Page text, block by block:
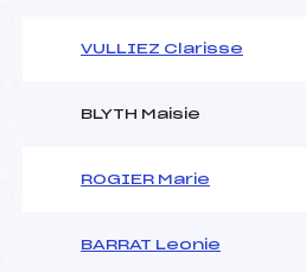
VULLIEZ Clarisse
BLYTH Maisie
ROGIER Marie
BARRAT Leonie